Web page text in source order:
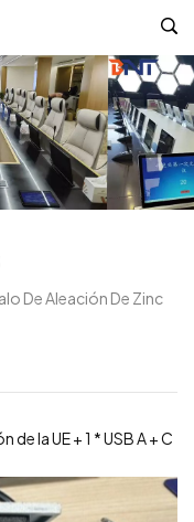
De Aleación De Zinc
la UE + 1 * USB A + C